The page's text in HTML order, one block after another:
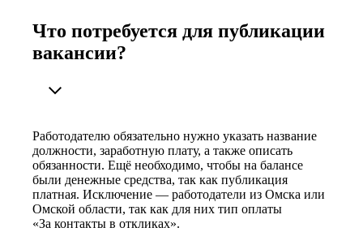
Что потребуется для публикации
вакансии?
Работодателю обязательно нужно указать название
должности, заработную плату, а также описать
обязанности. Ещё необходимо, чтобы на балансе
были денежные средства, так как публикация
платная. Исключение — работодатели из Омска или
Омской области, так как для них тип оплаты
«За контакты в откликах».